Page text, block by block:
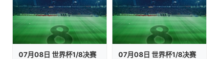
07月08日 世界杯1/8决赛
07月08日 世界杯1/8决赛